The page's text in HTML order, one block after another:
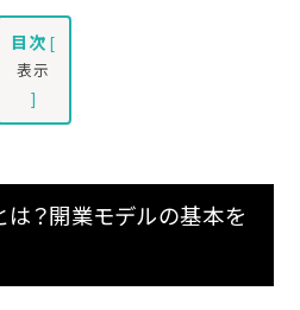
目次 [
表示
]
は？開業モデルの基本を